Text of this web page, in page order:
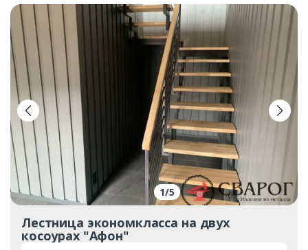
1/5
Лестница экономкласса на двух
косоурах "Афон"